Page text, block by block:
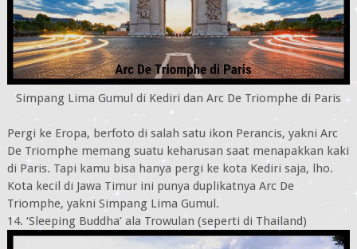
Simpang Lima Gumul di Kediri dan Arc De Triomphe di Paris
Pergi ke Eropa, berfoto di salah satu ikon Perancis, yakni Arc
De Triomphe memang suatu keharusan saat menapakkan kaki
di Paris. Tapi kamu bisa hanya pergi ke kota Kediri saja, lho.
Kota kecil di Jawa Timur ini punya duplikatnya Arc De
Triomphe, yakni Simpang Lima Gumul.
14. ‘Sleeping Buddha’ ala Trowulan (seperti di Thailand)